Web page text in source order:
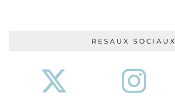
RESAUX SOCIAUX